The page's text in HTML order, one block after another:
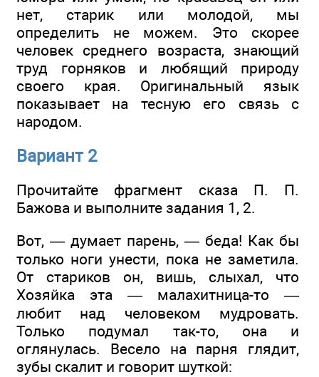
нет, старик или молодой, мы
определить не можем. Это скорее
человек среднего возраста, знающий
труд горняков и любящий природу
своего края. Оригинальный язык
показывает на тесную его связь с
народом.
Вариант 2
Прочитайте фрагмент сказа П. П.
Бажова и выполните задания 1, 2.
Вот, — думает парень, — беда! Как бы
только ноги унести, пока не заметила.
От стариков он, вишь, слыхал, что
Хозяйка эта — малахитница-то —
любит над человеком мудровать.
Только подумал так-то, она и
оглянулась. Весело на парня глядит,
зубы скалит и говорит шуткой: